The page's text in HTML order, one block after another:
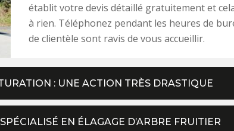
établit votre devis détaillé gratuitement et
à rien. Téléphonez pendant les heures de
de clientèle sont ravis de vous accueillir.
: UNE ACTION TRÈS DRASTIQUE
EN ÉLAGAGE D’ARBRE FRUITIER